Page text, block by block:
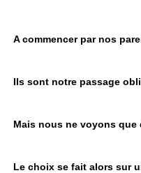
A commencer par nos
Ils sont notre passage
Mais nous ne voyons que
Le choix se fait alors sur